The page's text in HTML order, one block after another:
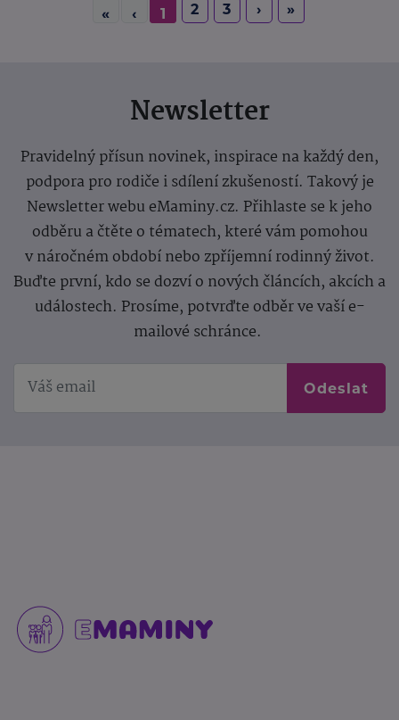
« ‹ 1 2 3 › »
Newsletter
Pravidelný přísun novinek, inspirace na každý den,
podpora pro rodiče i sdílení zkušeností. Takový je
Newsletter webu eMaminy.cz. Přihlaste se k jeho
odběru a čtěte o tématech, které vám pomohou
v náročném období nebo zpříjemní rodinný život.
Buďte první, kdo se dozví o nových článcích, akcích a
událostech. Prosíme, potvrďte odběr ve vaší e-
mailové schránce.
Odeslat